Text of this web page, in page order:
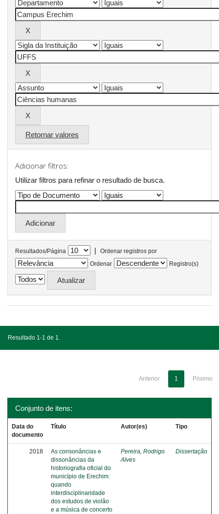
Retornar valores
Adicionar filtros:
Utilizar filtros para refinar o resultado de busca.
Resultados/Página |
Ordenar registros por
Ordenar
Registro(s)
Resultado 1-1 de 1.
Anterior 1 Póximo
Conjunto de itens:
Data do
documento
Título Autor(es) Tipo
2018
As consonâncias e
dissonâncias da
historiografia oficial do
município de Erechim:
quando
interdisciplinaridade
dos estudos de violão
e a música de concerto
Pereira, Rodrigo
Alves
Dissertação